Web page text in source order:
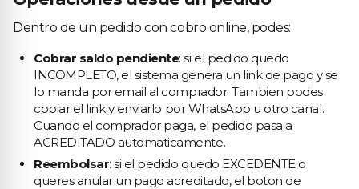
Dentro de un pedido con cobro online, podes:
Cobrar saldo pendiente: si el pedido quedo
INCOMPLETO, el sistema genera un link de pago y se
lo manda por email al comprador. Tambien podes
copiar el link y enviarlo por WhatsApp u otro canal.
Cuando el comprador paga, el pedido pasa a
ACREDITADO automaticamente.
Reembolsar: si el pedido quedo EXCEDENTE o
queres anular un pago acreditado, el boton de